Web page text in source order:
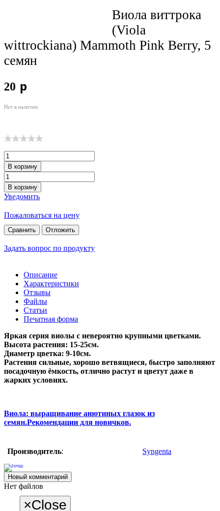
Доставка
Способы оплаты
Скидки
Контакты
Виола виттрока
(Viola
wittrockiana) Mammoth Pink Berry, 5
семян
20 p
Нет в наличии
В корзину
В корзину
Уведомить
Пожаловаться на цену
Сравнить Отложить
Задать вопрос по продукту
Описание
Характеристики
Отзывы
Файлы
Статьи
Печатная форма
Яркая серия виолы с невероятно крупными цветками.
Высота растения: 15-25см.
Диаметр цветка: 9-10см.
Растения сильные, хорошо ветвящиеся, быстро заполняют
посадочную ёмкость, отлично растут и цветут даже в
жарких условиях.
Виола: выращивание анютиных глазок из
семян.Рекомендации для новичков.
Производитель: Syngenta
Новый комментарий
Нет файлов
×Close